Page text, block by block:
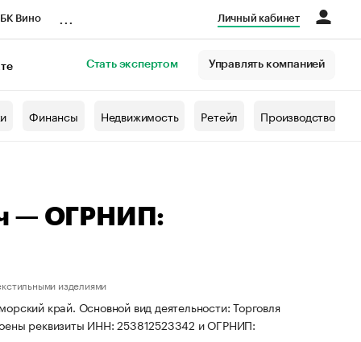
Вино Личный кабинет
Стать экспертом Управлять компанией
Финансы Недвижимость Ретейл Производство
— ОГРНИП:
изделиями
край. Основной вид деятельности: Торговля
реквизиты ИНН: 253812523342 и ОГРНИП: